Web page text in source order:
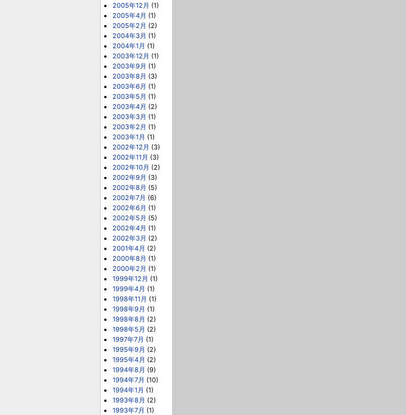
2005年12月 (1)
2005年4月 (1)
2005年2月 (2)
2004年3月 (1)
2004年1月 (1)
2003年12月 (1)
2003年9月 (1)
2003年8月 (3)
2003年6月 (1)
2003年5月 (1)
2003年4月 (2)
2003年3月 (1)
2003年2月 (1)
2003年1月 (1)
2002年12月 (3)
2002年11月 (3)
2002年10月 (2)
2002年9月 (3)
2002年8月 (5)
2002年7月 (6)
2002年6月 (1)
2002年5月 (5)
2002年4月 (1)
2002年3月 (2)
2001年4月 (2)
2000年8月 (1)
2000年2月 (1)
1999年12月 (1)
1999年4月 (1)
1998年11月 (1)
1998年9月 (1)
1998年8月 (2)
1998年5月 (2)
1997年7月 (1)
1995年9月 (2)
1995年4月 (2)
1994年8月 (9)
1994年7月 (10)
1994年1月 (1)
1993年8月 (2)
1993年7月 (1)